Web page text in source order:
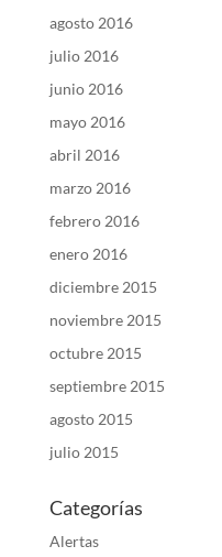
agosto 2016
julio 2016
junio 2016
mayo 2016
abril 2016
marzo 2016
febrero 2016
enero 2016
diciembre 2015
noviembre 2015
octubre 2015
septiembre 2015
agosto 2015
julio 2015
Categorías
Alertas